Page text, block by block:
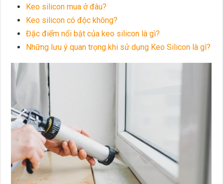
Keo silicon mua ở đâu?
Keo silicon có độc không?
Đặc điểm nổi bật của keo silicon là gì?
Những lưu ý quan trọng khi sử dụng Keo Silicon là gì?